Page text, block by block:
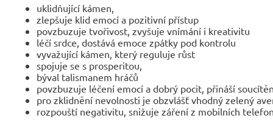
uklidňující kámen,
zlepšuje klid emocí a pozitivní přístup
povzbuzuje tvořivost, zvyšuje vnímání i kreativitu
léčí srdce, dostává emoce zpátky pod kontrolu
vyvažující kámen, který reguluje růst
spojuje se s prosperitou,
býval talismanem hráčů
povzbuzuje léčení emocí a dobrý pocit, přináší
pro zklidnění nevolnosti je obzvlášť vhodný zelený
rozpouští negativitu, snižuje záření z mobilních